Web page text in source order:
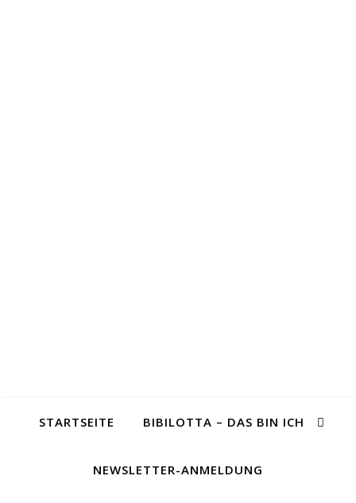
STARTSEITE BIBILOTTA – DAS BIN ICH
NEWSLETTER-ANMELDUNG